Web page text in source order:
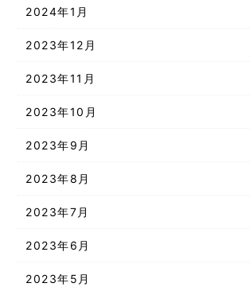
2024年1月
2023年12月
2023年11月
2023年10月
2023年9月
2023年8月
2023年7月
2023年6月
2023年5月